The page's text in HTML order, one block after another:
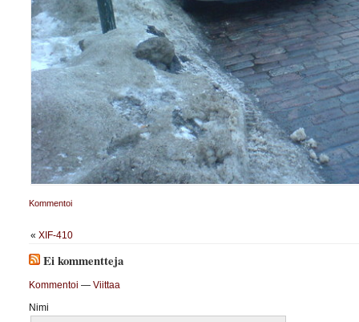
Kommentoi
« XIF-410
Ei kommentteja
Kommentoi — Viittaa
Nimi